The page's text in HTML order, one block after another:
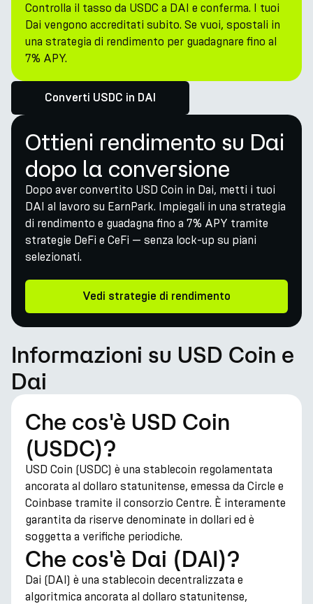
Controlla il tasso da USDC a DAI e conferma. I tuoi
Dai vengono accreditati subito. Se vuoi, spostali in
una strategia di rendimento per guadagnare fino al
7% APY.
Converti USDC in DAI
Ottieni rendimento su Dai
dopo la conversione
Dopo aver convertito USD Coin in Dai, metti i tuoi
DAI al lavoro su EarnPark. Impiegali in una strategia
di rendimento e guadagna fino a 7% APY tramite
strategie DeFi e CeFi — senza lock-up su piani
selezionati.
Vedi strategie di rendimento
Informazioni su USD Coin e
Dai
Che cos'è USD Coin
(USDC)?
USD Coin (USDC) è una stablecoin regolamentata
ancorata al dollaro statunitense, emessa da Circle e
Coinbase tramite il consorzio Centre. È interamente
garantita da riserve denominate in dollari ed è
soggetta a verifiche periodiche.
Che cos'è Dai (DAI)?
Dai (DAI) è una stablecoin decentralizzata e
algoritmica ancorata al dollaro statunitense,